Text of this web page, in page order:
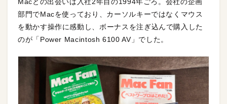
Macとの出会いは入社2年目の1994年ごろ。会社の企画
部門でMacを使っており、カーソルキーではなくマウス
を動かす操作に感動し、ボーナスを注ぎ込んで購入した
のが「Power Macintosh 6100 AV」でした。